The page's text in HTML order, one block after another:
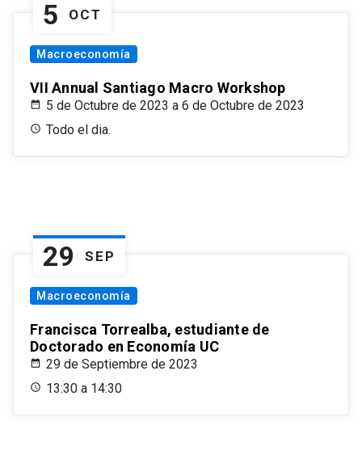
5 OCT
Macroeconomía
VII Annual Santiago Macro Workshop
5 de Octubre de 2023 a 6 de Octubre de 2023
Todo el dia.
29 SEP
Macroeconomía
Francisca Torrealba, estudiante de
Doctorado en Economía UC
29 de Septiembre de 2023
13:30 a 14:30